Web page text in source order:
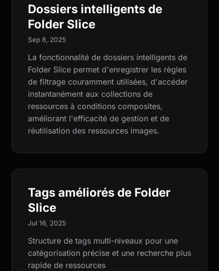
Dossiers intelligents de
Folder Slice
Sep 8, 2025
La fonctionnalité de dossiers intelligents de
Folder Slice permet d'enregistrer les règles
de filtrage couramment utilisées, d'accéder
instantanément aux collections de
ressources à conditions composites,
améliorant l'efficacité de gestion et de
réutilisation des ressources images.
Tags améliorés de Folder
Slice
Jul 16, 2025
Structure de tags multi-niveaux pour une
catégorisation précise et une recherche plus
rapide de ressources